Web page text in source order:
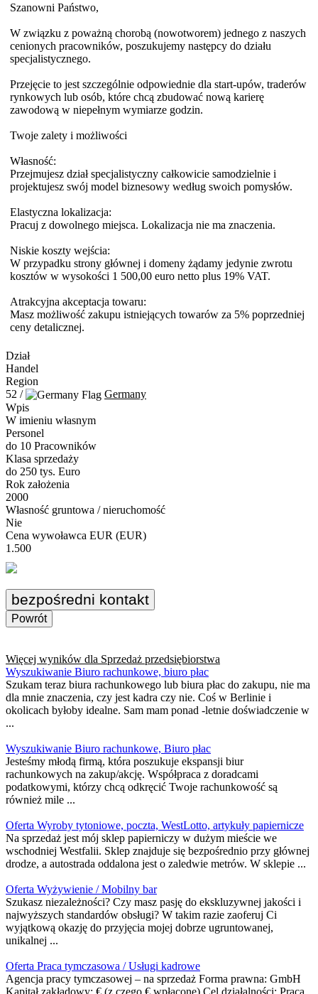
Szanowni Państwo,
W związku z poważną chorobą (nowotworem) jednego z naszych
cenionych pracowników, poszukujemy następcy do działu
specjalistycznego.
Przejęcie to jest szczególnie odpowiednie dla start-upów, traderów
rynkowych lub osób, które chcą zbudować nową karierę
zawodową w niepełnym wymiarze godzin.
Twoje zalety i możliwości
Własność:
Przejmujesz dział specjalistyczny całkowicie samodzielnie i
projektujesz swój model biznesowy według swoich pomysłów.
Elastyczna lokalizacja:
Pracuj z dowolnego miejsca. Lokalizacja nie ma znaczenia.
Niskie koszty wejścia:
W przypadku strony głównej i domeny żądamy jedynie zwrotu
kosztów w wysokości 1 500,00 euro netto plus 19% VAT.
Atrakcyjna akceptacja towaru:
Masz możliwość zakupu istniejących towarów za 5% poprzedniej
ceny detalicznej.
Dział
Handel
Region
52 /
Germany
Wpis
W imieniu własnym
Personel
do 10 Pracowników
Klasa sprzedaży
do 250 tys. Euro
Rok założenia
2000
Własność gruntowa / nieruchomość
Nie
Cena wywoławca EUR (EUR)
1.500
bezpośredni kontakt
Powrót
Więcej wyników dla Sprzedaż przedsiębiorstwa
Wyszukiwanie Biuro rachunkowe, biuro płac
Szukam teraz biura rachunkowego lub biura płac do zakupu, nie ma
dla mnie znaczenia, czy jest kadra czy nie. Coś w Berlinie i
okolicach byłoby idealne. Sam mam ponad -letnie doświadczenie w
...
Wyszukiwanie Biuro rachunkowe, Biuro płac
Jesteśmy młodą firmą, która poszukuje ekspansji biur
rachunkowych na zakup/akcję. Współpraca z doradcami
podatkowymi, którzy chcą odkręcić Twoje rachunkowość są
również mile ...
Oferta Wyroby tytoniowe, poczta, WestLotto, artykuły papiernicze
Na sprzedaż jest mój sklep papierniczy w dużym mieście we
wschodniej Westfalii. Sklep znajduje się bezpośrednio przy głównej
drodze, a autostrada oddalona jest o zaledwie metrów. W sklepie ...
Oferta Wyżywienie / Mobilny bar
Szukasz niezależności? Czy masz pasję do ekskluzywnej jakości i
najwyższych standardów obsługi? W takim razie zaoferuj Ci
wyjątkową okazję do przyjęcia mojej dobrze ugruntowanej,
unikalnej ...
Oferta Praca tymczasowa / Usługi kadrowe
Agencja pracy tymczasowej – na sprzedaż Forma prawna: GmbH
Kapitał zakładowy: € (z czego € wpłacone) Cel działalności: Praca